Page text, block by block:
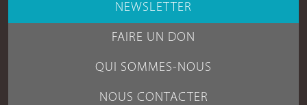
NEWSLETTER
FAIRE UN DON
QUI SOMMES-NOUS
NOUS CONTACTER